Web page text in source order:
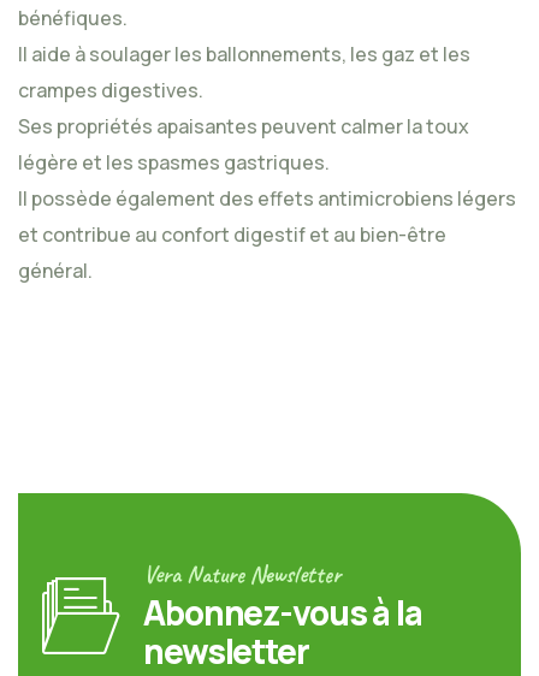
bénéfiques.
Il aide à soulager les ballonnements, les gaz et les
crampes digestives.
Ses propriétés apaisantes peuvent calmer la toux
légère et les spasmes gastriques.
Il possède également des effets antimicrobiens légers
et contribue au confort digestif et au bien-être
général.
Vera Nature Newsletter
Abonnez-vous à la
newsletter